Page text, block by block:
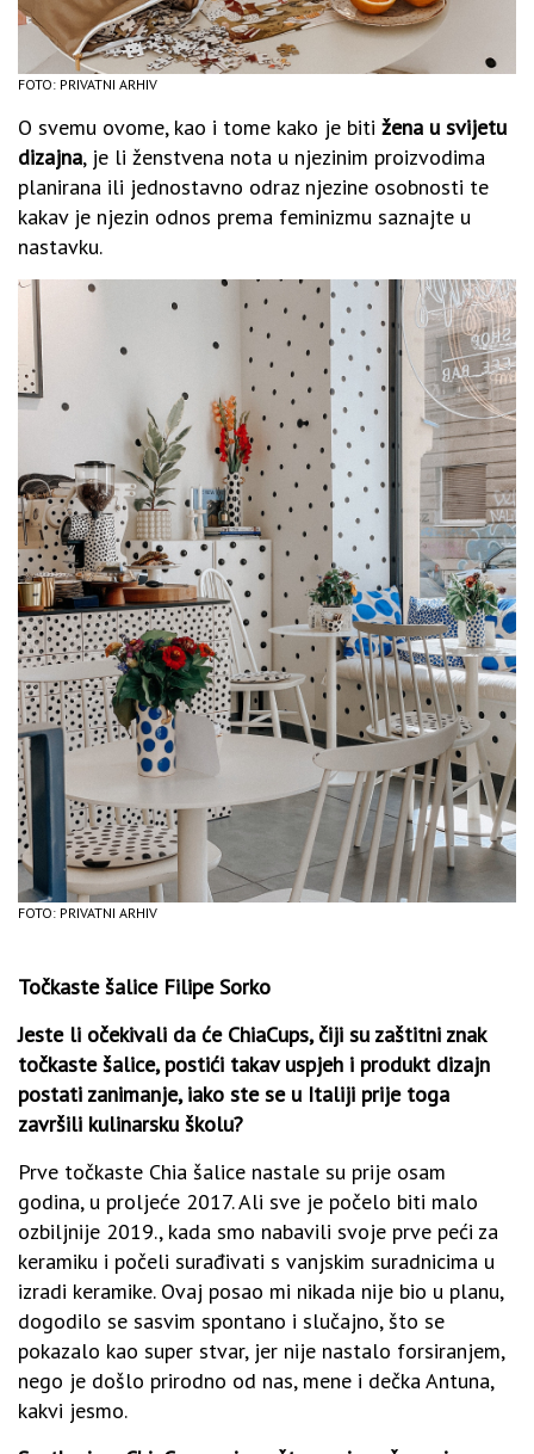
FOTO: PRIVATNI ARHIV
O svemu ovome, kao i tome kako je biti žena u svijetu
dizajna, je li ženstvena nota u njezinim proizvodima
planirana ili jednostavno odraz njezine osobnosti te
kakav je njezin odnos prema feminizmu saznajte u
nastavku.
FOTO: PRIVATNI ARHIV
Točkaste šalice Filipe Sorko
Jeste li očekivali da će ChiaCups, čiji su zaštitni znak
točkaste šalice, postići takav uspjeh i produkt dizajn
postati zanimanje, iako ste se u Italiji prije toga
završili kulinarsku školu?
Prve točkaste Chia šalice nastale su prije osam
godina, u proljeće 2017. Ali sve je počelo biti malo
ozbiljnije 2019., kada smo nabavili svoje prve peći za
keramiku i počeli surađivati s vanjskim suradnicima u
izradi keramike. Ovaj posao mi nikada nije bio u planu,
dogodilo se sasvim spontano i slučajno, što se
pokazalo kao super stvar, jer nije nastalo forsiranjem,
nego je došlo prirodno od nas, mene i dečka Antuna,
kakvi jesmo.